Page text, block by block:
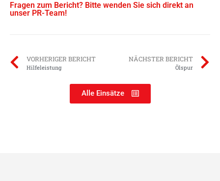
Fragen zum Bericht? Bitte wenden Sie sich direkt an
unser PR-Team!
VORHERIGER BERICHT
Hilfeleistung
NÄCHSTER BERICHT
Ölspur
Alle Einsätze